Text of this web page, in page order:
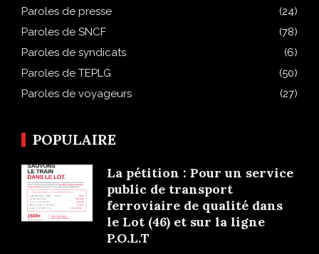
Paroles de presse
(24)
Paroles de SNCF
(78)
Paroles de syndicats
(6)
Paroles de TEPLG
(50)
Paroles de voyageurs
(27)
POPULAIRE
La pétition : Pour un service
public de transport
ferroviaire de qualité dans
le Lot (46) et sur la ligne
P.O.L.T